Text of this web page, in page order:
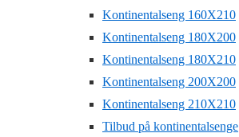
Kontinentalseng 160X210
Kontinentalseng 180X200
Kontinentalseng 180X210
Kontinentalseng 200X200
Kontinentalseng 210X210
Tilbud på kontinentalsenge